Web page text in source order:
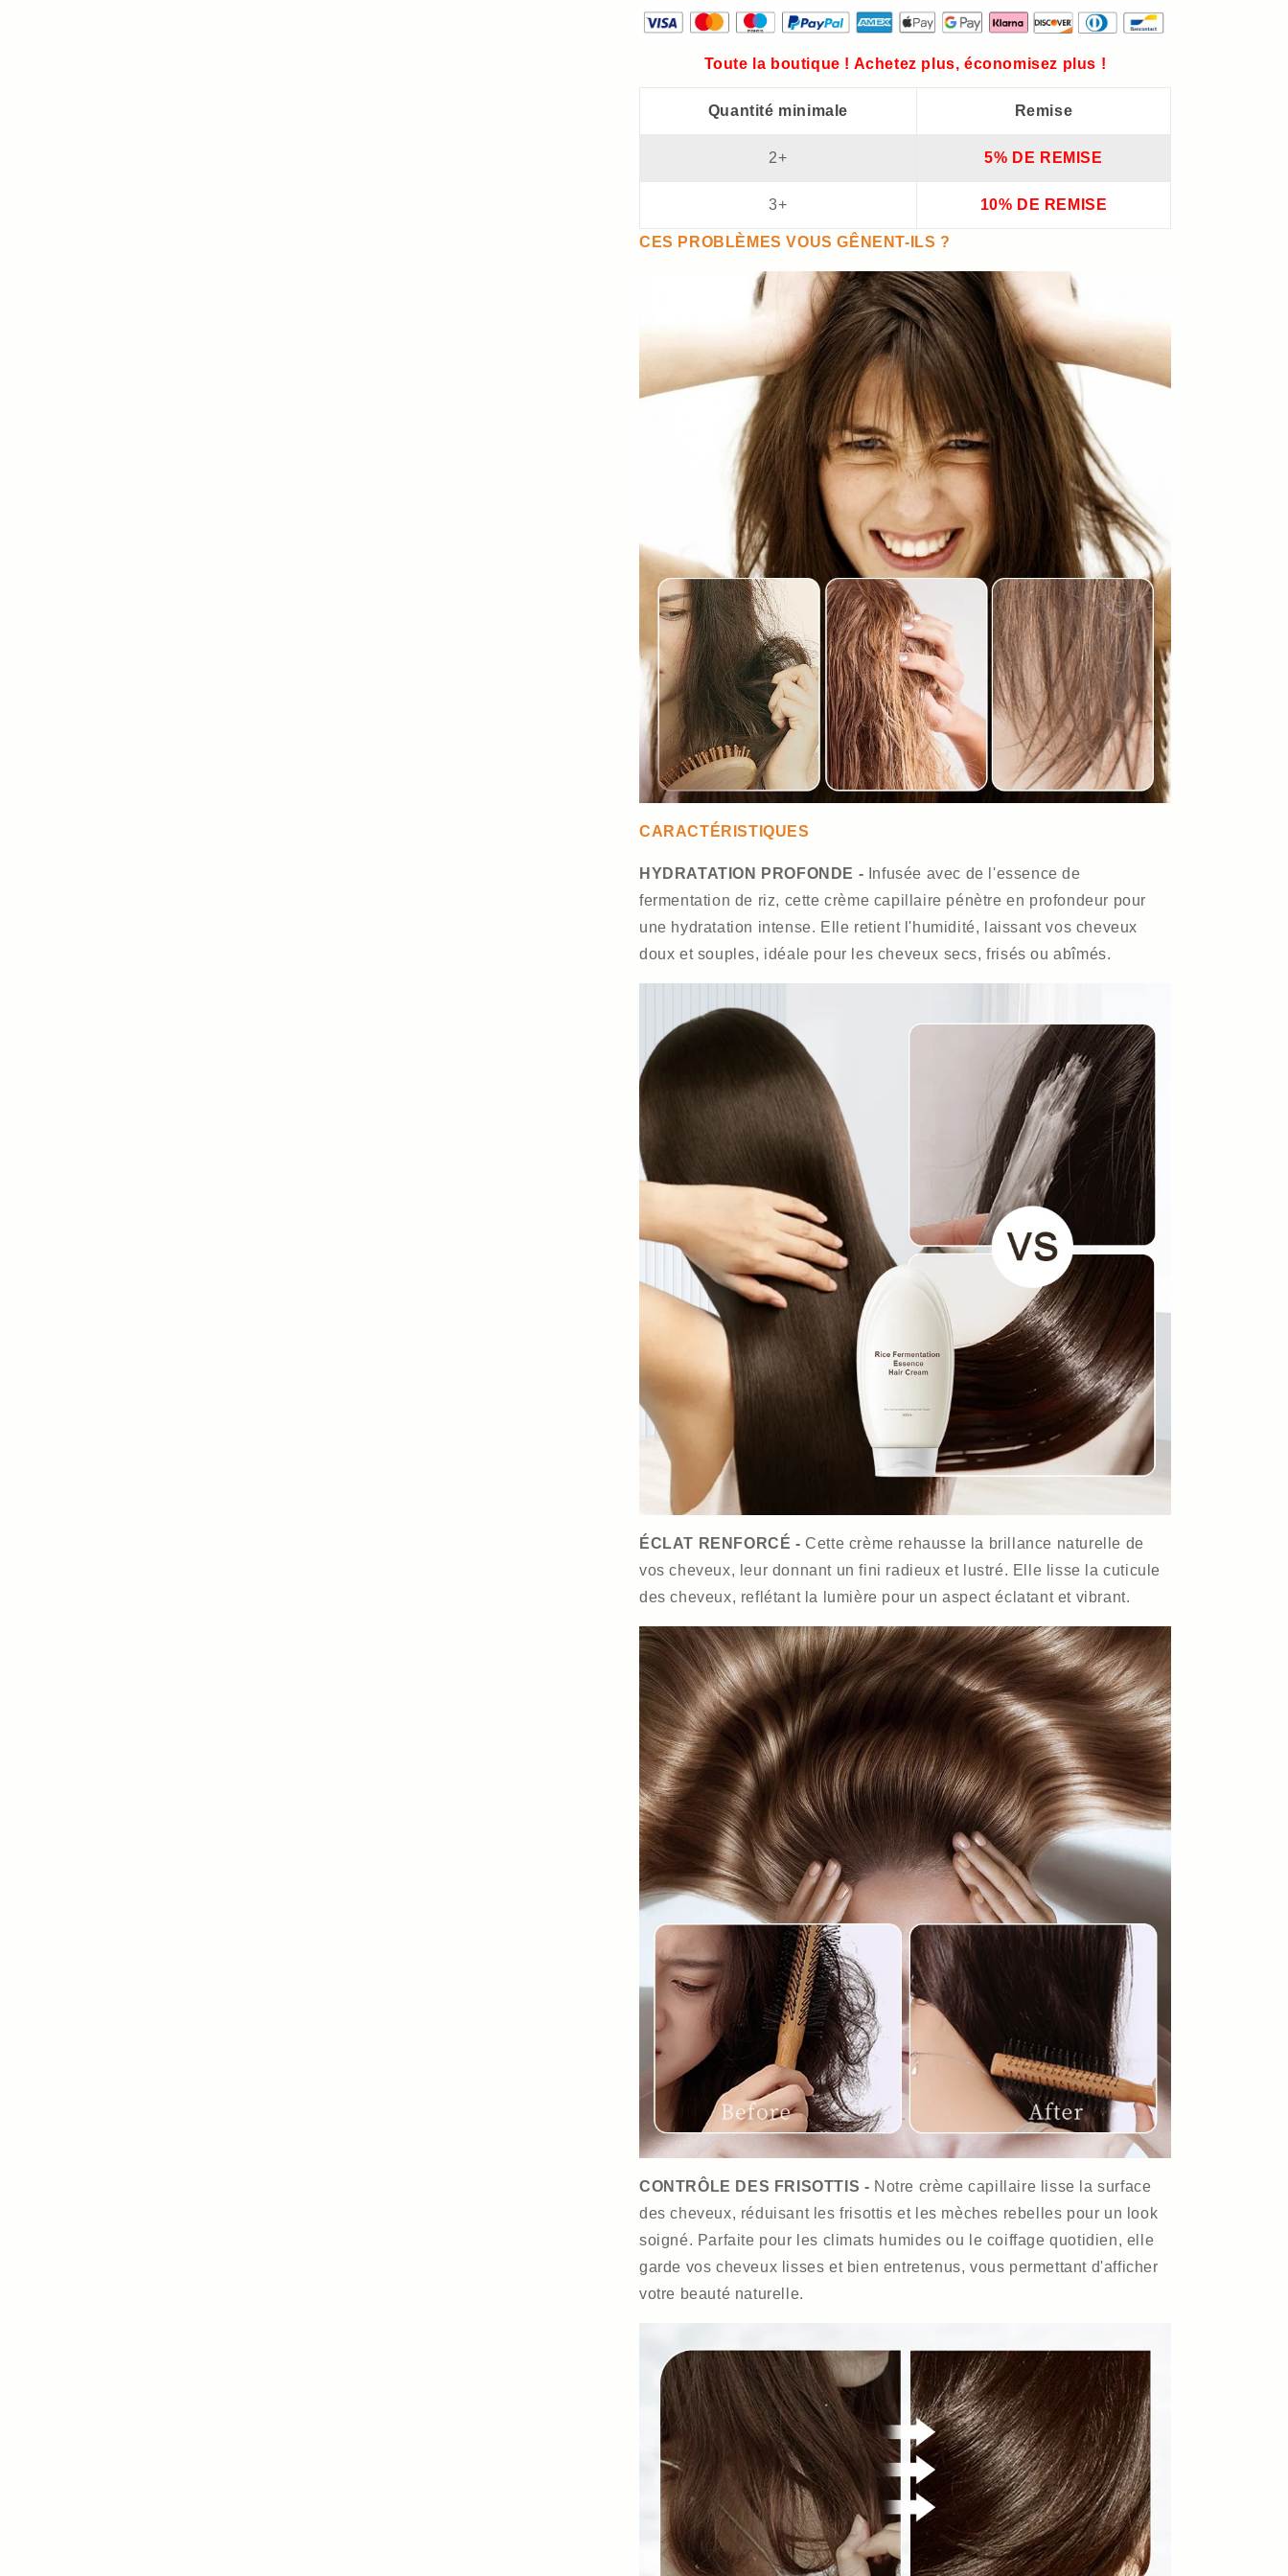
Toute la boutique ! Achetez plus, économisez plus !
Quantité minimale Remise
2+ 5% DE REMISE
3+ 10% DE REMISE
CES PROBLÈMES VOUS GÊNENT-ILS ?
CARACTÉRISTIQUES
HYDRATATION PROFONDE - Infusée avec de l'essence de
fermentation de riz, cette crème capillaire pénètre en profondeur pour
une hydratation intense. Elle retient l'humidité, laissant vos cheveux
doux et souples, idéale pour les cheveux secs, frisés ou abîmés.
ÉCLAT RENFORCÉ -Cette crème rehausse la brillance naturelle de
vos cheveux, leur donnant un fini radieux et lustré. Elle lisse la cuticule
des cheveux, reflétant la lumière pour un aspect éclatant et vibrant.
CONTRÔLE DES FRISOTTIS - Notre crème capillaire lisse la surface
des cheveux, réduisant les frisottis et les mèches rebelles pour un look
soigné. Parfaite pour les climats humides ou le coiffage quotidien, elle
garde vos cheveux lisses et bien entretenus, vous permettant d'afficher
votre beauté naturelle.